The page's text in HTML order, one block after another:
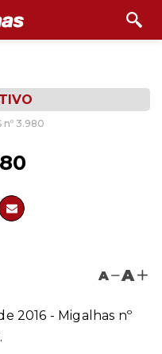
nº 3.980
A A
2016 - Migalhas nº